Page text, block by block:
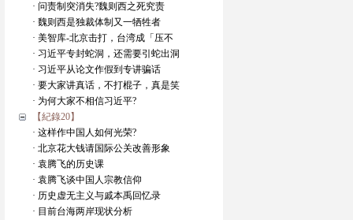
· 问责制突消失?魏则西之死究责
· 魏则西是独裁体制又一牺牲者
· 美智库-北京击打，台湾成「压不
· 习近平专封蛇洞，还需要引蛇出洞
· 习近平从论文作假到专讲骗话
· 要大家讲真话，不打棍子，真是笑
· 为何大家不相信习近平?
【紀錄20】
· 这样作中国人如何光荣?
· 北京花大钱请国际公关改善形象
· 袁腾飞的历史课
· 袁腾飞谈中国人宗教信仰
· 历史虚无主义与戚本禹回忆录
· 目前台海两岸现状分析